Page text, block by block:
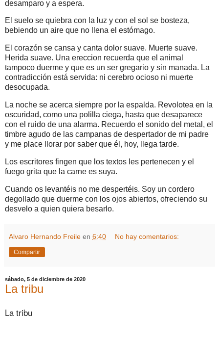
desamparo y a espera.
El suelo se quiebra con la luz y con el sol se bosteza,
bebiendo un aire que no llena el estómago.
El corazón se cansa y canta dolor suave. Muerte suave.
Herida suave. Una ereccion recuerda que el animal
tampoco duerme y que es un ser gregario y sin manada. La
contradicción está servida: ni cerebro ocioso ni muerte
desocupada.
La noche se acerca siempre por la espalda. Revolotea en la
oscuridad, como una polilla ciega, hasta que desaparece
con el ruido de una alarma. Recuerdo el sonido del metal, el
timbre agudo de las campanas de despertador de mi padre
y me place llorar por saber que él, hoy, llega tarde.
Los escritores fingen que los textos les pertenecen y el
fuego grita que la carne es suya.
Cuando os levantéis no me despertéis. Soy un cordero
degollado que duerme con los ojos abiertos, ofreciendo su
desvelo a quien quiera besarlo.
Alvaro Hernando Freile en 6:40 No hay comentarios:
Compartir
sábado, 5 de diciembre de 2020
La tribu
La tribu